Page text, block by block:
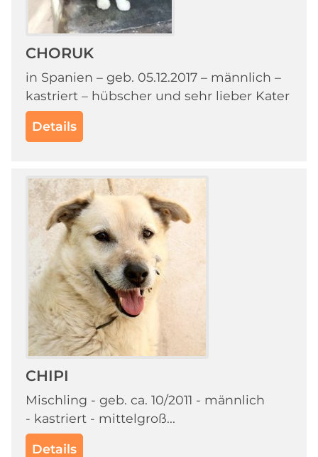
CHORUK
in Spanien – geb. 05.12.2017 – männlich –
kastriert – hübscher und sehr lieber Kater
Details
CHIPI
Mischling - geb. ca. 10/2011 - männlich
- kastriert - mittelgroß...
Details